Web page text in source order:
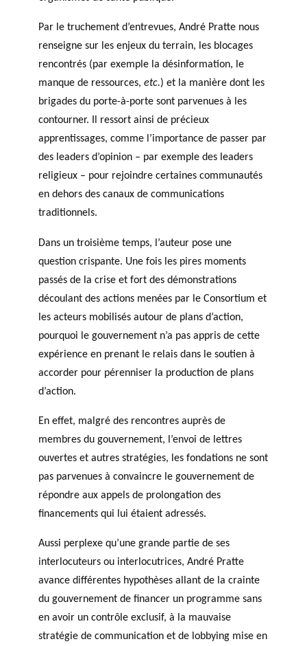
Par le truchement d’entrevues, André Pratte nous
renseigne sur les enjeux du terrain, les blocages
rencontrés (par exemple la désinformation, le
manque de ressources, etc.) et la manière dont les
brigades du porte-à-porte sont parvenues à les
contourner. Il ressort ainsi de précieux
apprentissages, comme l’importance de passer par
des leaders d’opinion – par exemple des leaders
religieux – pour rejoindre certaines communautés
en dehors des canaux de communications
traditionnels.
Dans un troisième temps, l’auteur pose une
question crispante. Une fois les pires moments
passés de la crise et fort des démonstrations
découlant des actions menées par le Consortium et
les acteurs mobilisés autour de plans d’action,
pourquoi le gouvernement n’a pas appris de cette
expérience en prenant le relais dans le soutien à
accorder pour pérenniser la production de plans
d’action.
En effet, malgré des rencontres auprès de
membres du gouvernement, l’envoi de lettres
ouvertes et autres stratégies, les fondations ne sont
pas parvenues à convaincre le gouvernement de
répondre aux appels de prolongation des
financements qui lui étaient adressés.
Aussi perplexe qu’une grande partie de ses
interlocuteurs ou interlocutrices, André Pratte
avance différentes hypothèses allant de la crainte
du gouvernement de financer un programme sans
en avoir un contrôle exclusif, à la mauvaise
stratégie de communication et de lobbying mise en